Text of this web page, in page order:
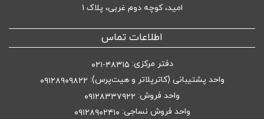
امید، کوچه دوم غربی، پلاک ۱
اطلاعات تماس
دفتر مرکزی: ۴۸۳۱۵-۰۲۱
واحد پشتیبانی (کاترپلاتر و هیت‌پرس): ۰۹۱۲۸۹۰۹۸۲۲
واحد فروش: ۰۹۱۲۸۳۳۷۹۲۲
واحد فروش نساجی: ۰۹۱۲۸۹۰۲۴۱۰